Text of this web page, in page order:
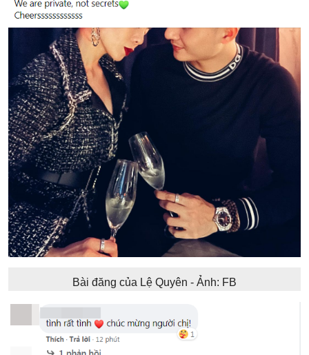
Bài đăng của Lệ Quyên - Ảnh: FB